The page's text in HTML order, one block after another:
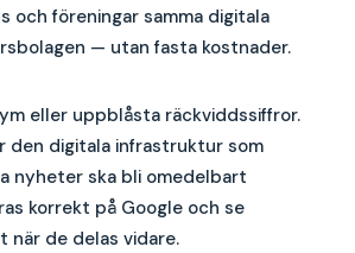
och föreningar samma digitala
— utan fasta kostnader.
eller uppblåsta räckviddssiffror.
den digitala infrastruktur som
nyheter ska bli omedelbart
korrekt på Google och se
när de delas vidare.